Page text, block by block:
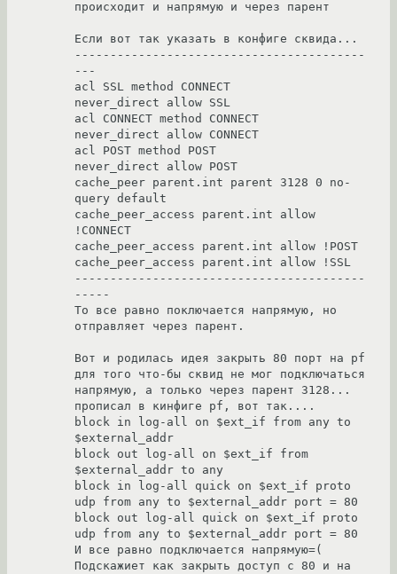
происходит и напрямую и через парент
Если вот так указать в конфиге сквида...
-----------------------------------------
---
acl SSL method CONNECT
never_direct allow SSL
acl CONNECT method CONNECT
never_direct allow CONNECT
acl POST method POST
never_direct allow POST
cache_peer parent.int parent 3128 0 no-
query default
cache_peer_access parent.int allow
!CONNECT
cache_peer_access parent.int allow !POST
cache_peer_access parent.int allow !SSL
-----------------------------------------
-----
То все равно поключается напрямую, но
отправляет через парент.
Вот и родилась идея закрыть 80 порт на pf
для того что-бы сквид не мог подключаться
напрямую, а только через парент 3128...
прописал в кинфиге pf, вот так....
block in log-all on $ext_if from any to
$external_addr
block out log-all on $ext_if from
$external_addr to any
block in log-all quick on $ext_if proto
udp from any to $external_addr port = 80
block out log-all quick on $ext_if proto
udp from any to $external_addr port = 80
И все равно подключается напрямую=(
Подскажиет как закрыть доступ с 80 и на